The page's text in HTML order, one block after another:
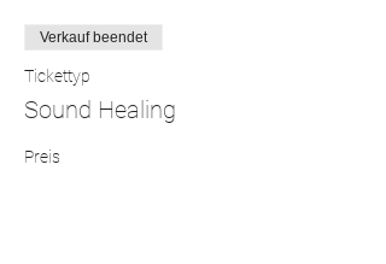
Verkauf beendet
Tickettyp
Sound Healing
Preis